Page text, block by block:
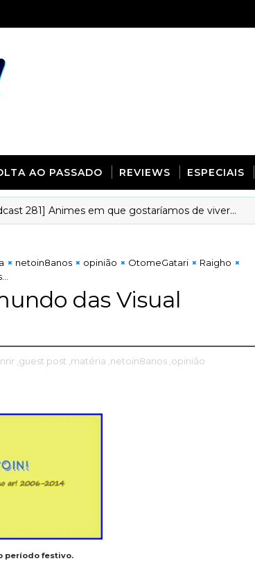
AO PASSADO REVIEWS ESPECIAIS
Animes em que gostaríamos de viver...
netoin8anos opinião OtomeGatari
Raigho
das Visual
,guest post ,matéria ,netoin8anos ,opinião
período festivo.